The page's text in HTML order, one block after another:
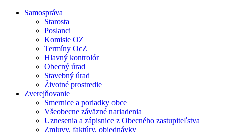
Samospráva
Starosta
Poslanci
Komisie OZ
Termíny OcZ
Hlavný kontrolór
Obecný úrad
Stavebný úrad
Životné prostredie
Zverejňovanie
Smernice a poriadky obce
Všeobecne záväzné nariadenia
Uznesenia a zápisnice z Obecného zastupiteľstva
Zmluvy, faktúry, objednávky